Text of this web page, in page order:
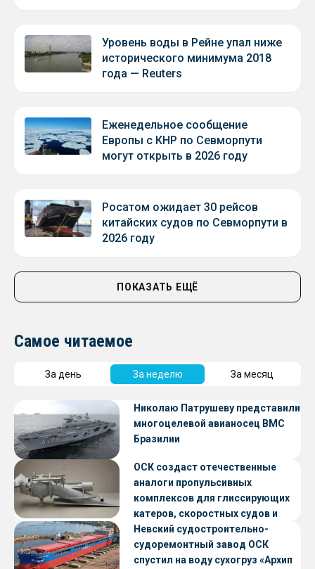
Уровень воды в Рейне упал ниже
исторического минимума 2018
года — Reuters
Еженедельное сообщение
Европы с КНР по Севморпути
могут открыть в 2026 году
Росатом ожидает 30 рейсов
китайских судов по Севморпути в
2026 году
ПОКАЗАТЬ ЕЩЁ
Самое читаемое
За день За неделю За месяц
Николаю Патрушеву представили
многоцелевой авианосец ВМС
Бразилии
ОСК создаст отечественные
аналоги пропульсивных
комплексов для глиссирующих
катеров, скоростных судов и
судов с малой осадкой
Невский судостроительно-
судоремонтный завод ОСК
спустил на воду сухогруз «Архип